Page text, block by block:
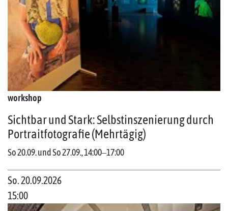
workshop
Sichtbar und Stark: Selbstinszenierung durch
Portraitfotografie (Mehrtägig)
So 20.09. und So 27.09., 14:00‒17:00
So. 20.09.2026
15:00